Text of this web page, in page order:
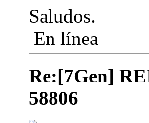
Saludos.
En línea
Re:[7Gen]
58806